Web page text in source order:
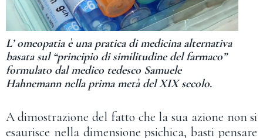
L’ omeopatia è una pratica di medicina alternativa
basata sul “principio di similitudine del farmaco”
formulato dal medico tedesco Samuele
Hahnemann nella prima metà del XIX secolo.
A dimostrazione del fatto che la sua azione non si
esaurisce nella dimensione psichica, basti pensare